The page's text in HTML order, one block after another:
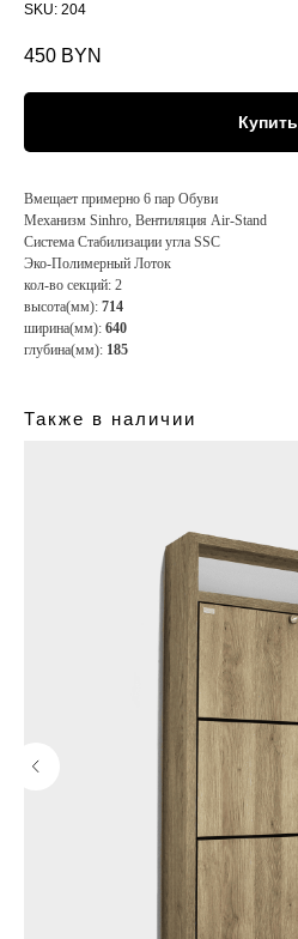
SKU: 204
450 BYN
Купить
Вмещает примерно 6 пар Обуви
Механизм Sinhro, Вентиляция Air-Stand
Система Стабилизации угла SSC
Эко-Полимерный Лоток
кол-во секций: 2
высота(мм): 714
ширина(мм): 640
глубина(мм): 185
Также в наличии